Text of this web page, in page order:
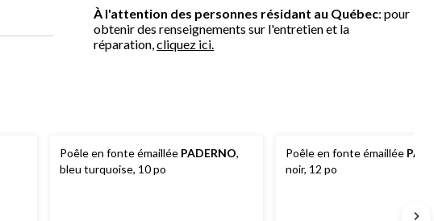
À l'attention des personnes résidant au Québec: pour
obtenir des renseignements sur l'entretien et la
réparation,cliquez ici.
Poêle en fonte émaillée PADERNO,
bleu turquoise, 10 po
Poêle en fonte émaillée
noir, 12 po